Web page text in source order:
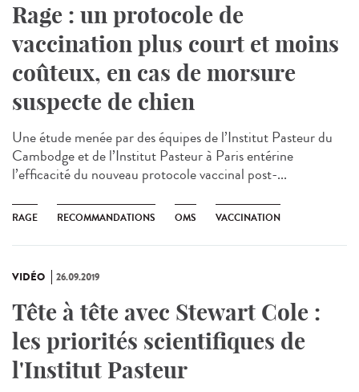
Rage : un protocole de
vaccination plus court et moins
coûteux, en cas de morsure
suspecte de chien
Une étude menée par des équipes de l’Institut Pasteur du
Cambodge et de l’Institut Pasteur à Paris entérine
l’efficacité du nouveau protocole vaccinal post-...
RAGE RECOMMANDATIONS OMS VACCINATION
VIDÉO 26.09.2019
Tête à tête avec Stewart Cole :
les priorités scientifiques de
l'Institut Pasteur